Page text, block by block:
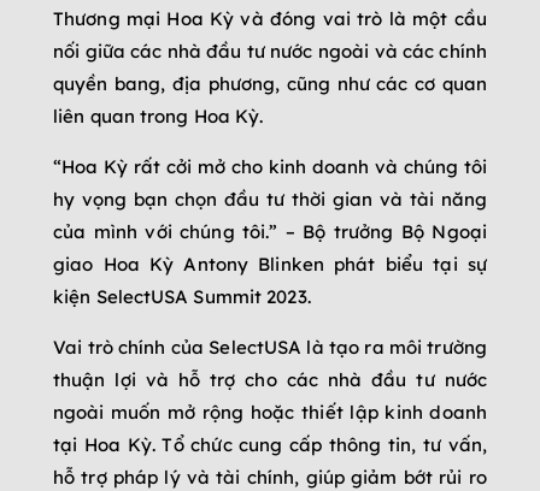
Thương mại Hoa Kỳ và đóng vai trò là một cầu
nối giữa các nhà đầu tư nước ngoài và các chính
quyền bang, địa phương, cũng như các cơ quan
liên quan trong Hoa Kỳ.
“Hoa Kỳ rất cởi mở cho kinh doanh và chúng tôi
hy vọng bạn chọn đầu tư thời gian và tài năng
của mình với chúng tôi.” – Bộ trưởng Bộ Ngoại
giao Hoa Kỳ Antony Blinken phát biểu tại sự
kiện SelectUSA Summit 2023.
Vai trò chính của SelectUSA là tạo ra môi trường
thuận lợi và hỗ trợ cho các nhà đầu tư nước
ngoài muốn mở rộng hoặc thiết lập kinh doanh
tại Hoa Kỳ. Tổ chức cung cấp thông tin, tư vấn,
hỗ trợ pháp lý và tài chính, giúp giảm bớt rủi ro